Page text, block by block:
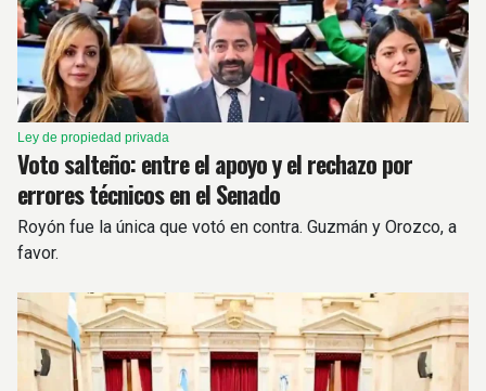
Ley de propiedad privada
Voto salteño: entre el apoyo y el rechazo por
errores técnicos en el Senado
Royón fue la única que votó en contra. Guzmán y Orozco, a
favor.